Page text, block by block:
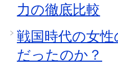
力の徹底比較
戦国時代の女
だったのか？